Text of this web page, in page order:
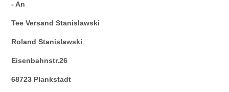
- An
Tee Versand Stanislawski
Roland Stanislawski
Eisenbahnstr.26
68723 Plankstadt